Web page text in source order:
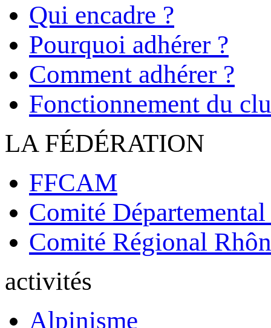
Qui encadre ?
Pourquoi adhérer ?
Comment adhérer ?
Fonctionnement du
LA FÉDÉRATION
FFCAM
Comité
Comité Régional
activités
Alpinisme